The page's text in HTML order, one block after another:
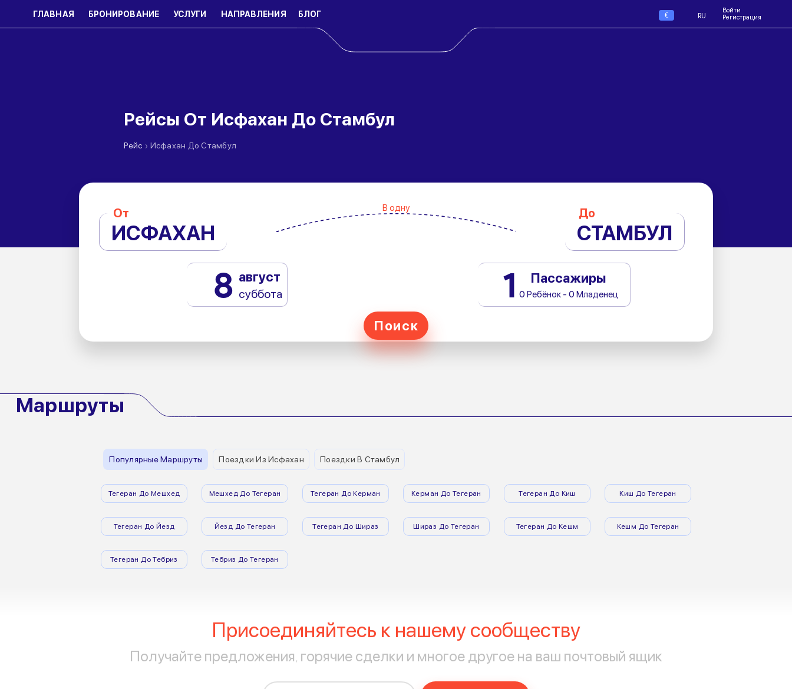
ГЛАВНАЯ БРОНИРОВАНИЕ УСЛУГИ НАПРАВЛЕНИЯ БЛОГ € RU
Войти
Регистрация
Рейсы От Исфахан До Стамбул
Рейс › Исфахан До Стамбул
От
ИСФАХАН
В одну До
СТАМБУЛ
8 август
суббота 1 Пассажиры
0 Ребёнок - 0 Младенец
Поиск
Маршруты
Популярные Маршруты Поездки Из Исфахан Поездки В Стамбул
Тегеран До Мешхед Мешхед До Тегеран Тегеран До Керман Керман До Тегеран Тегеран До Киш Киш До Тегеран
Тегеран До Йезд Йезд До Тегеран Тегеран До Шираз Шираз До Тегеран Тегеран До Кешм Кешм До Тегеран
Тегеран До Тебриз Тебриз До Тегеран
Присоединяйтесь к нашему сообществу
Получайте предложения, горячие сделки и многое другое на ваш почтовый ящик